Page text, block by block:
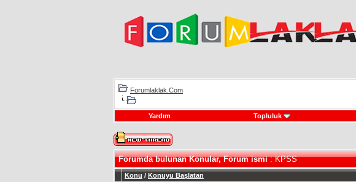
Forumlaklak.Com
Yardım Topluluk
Forumda bulunan Konular, Forum ismi: KPSS
Konu / Konuyu Başlatan